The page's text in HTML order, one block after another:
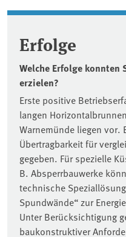
Erfolge
Welche Erfolge konnten
erzielen?
Erste positive
langen
Warnemünde liegen vor.
Übertragbarkeit für
gegeben. Für spezielle
B. Absperrbauwerke
technische
Spundwände“ zur
Unter Berücksichtigung
baukonstruktiver